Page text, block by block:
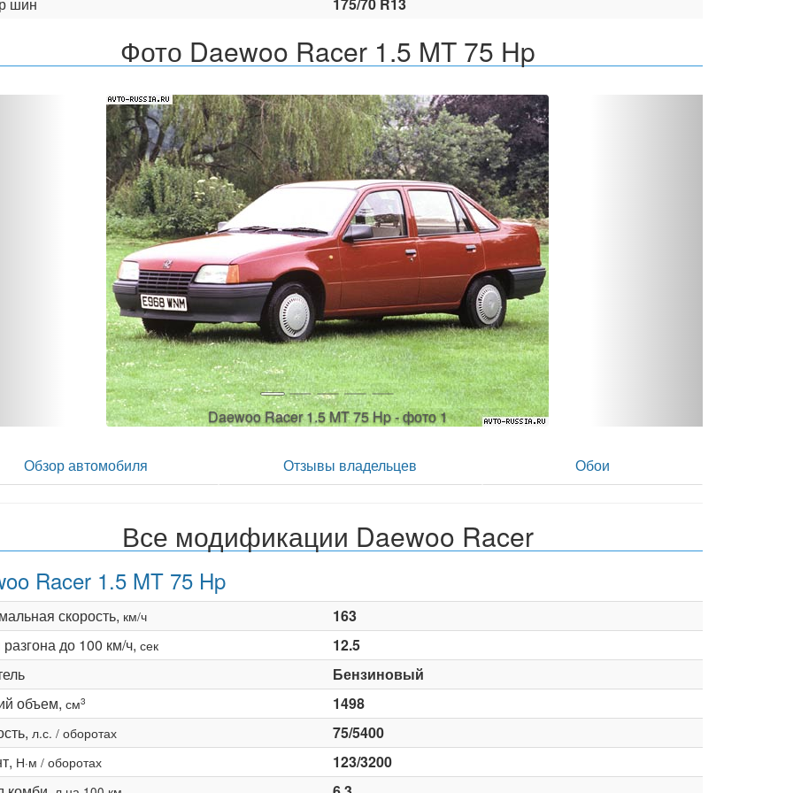
Фото Daewoo Racer 1.5 MT 75 Hp
Daewoo Racer 1.5 MT 75 Hp - фото 2
Обзор автомобиля Отзывы владельцев Обои
Все модификации Daewoo Racer
Racer 1.5 MT 75 Hp
скорость, км/ч
163
до 100 км/ч, сек
12.5
Бензиновый
объем, см3
1498
л.с. / оборотах
75/5400
Н·м / оборотах
123/3200